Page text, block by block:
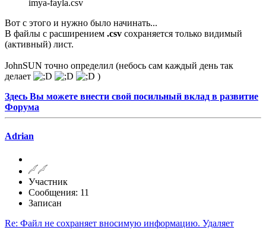
imya-fayla.csv
Вот с этого и нужно было начинать...
В файлы с расширением .csv сохраняется только видимый
(активный) лист.
JohnSUN точно определил (небось сам каждый день так
делает
)
Здесь Вы можете внести свой посильный вклад в развитие
Форума
Adrian
Участник
Сообщения: 11
Записан
Re: Файл не сохраняет вносимую информацию. Удаляет